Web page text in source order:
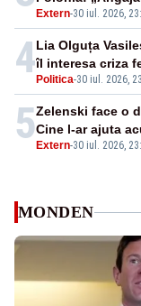
Extern-30 iul. 2026,
4 Politica-30 iul. 2026,
Lia Olguța
îl interesa criza
5 Extern-30 iul. 2026,
Zelenski face o
Cine l-ar ajuta
MONDEN